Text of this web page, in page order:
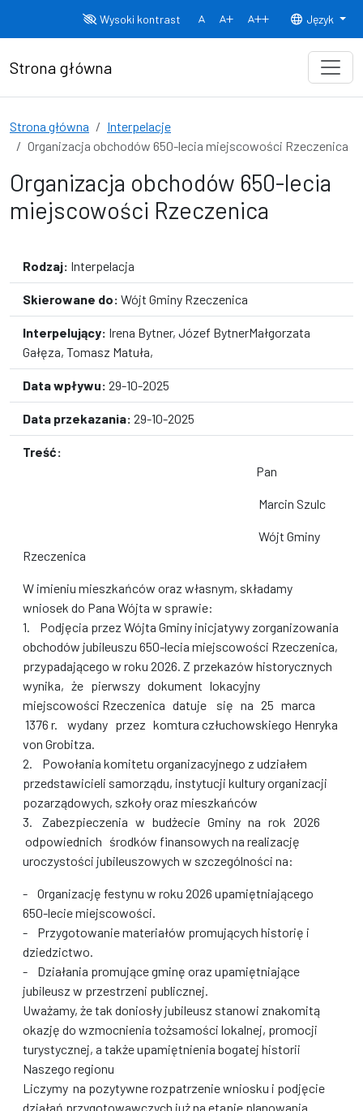
Wysoki kontrast
Normalny rozmiar czcionki
Rozmiar czcionki 150% Rozmiar
Język
Strona główna
Strona główna
Interpelacje
Organizacja obchodów 650-lecia miejscowości Rzeczenica
Organizacja obchodów 650-lecia
miejscowości Rzeczenica
Rodzaj: Interpelacja
Skierowane do: Wójt Gminy Rzeczenica
Interpelujący: Irena Bytner, Józef BytnerMałgorzata
Gałęza, Tomasz Matuła,
Data wpływu: 29-10-2025
Data przekazania: 29-10-2025
Treść:
Pan
Marcin Szulc
Wójt Gminy
Rzeczenica
W imieniu mieszkańców oraz własnym, składamy
wniosek do Pana Wójta w sprawie:
1. Podjęcia przez Wójta Gminy inicjatywy zorganizowania
obchodów jubileuszu 650-lecia miejscowości Rzeczenica,
przypadającego w roku 2026. Z przekazów historycznych
wynika, że pierwszy dokument lokacyjny
miejscowości Rzeczenica datuje się na 25 marca
1376 r. wydany przez komtura człuchowskiego Henryka
von Grobitza.
2. Powołania komitetu organizacyjnego z udziałem
przedstawicieli samorządu, instytucji kultury organizacji
pozarządowych, szkoły oraz mieszkańców
3. Zabezpieczenia w budżecie Gminy na rok 2026
odpowiednich środków finansowych na realizację
uroczystości jubileuszowych w szczególności na:
- Organizację festynu w roku 2026 upamiętniającego
650-lecie miejscowości.
- Przygotowanie materiałów promujących historię i
dziedzictwo.
- Działania promujące gminę oraz upamiętniające
jubileusz w przestrzeni publicznej.
Uważamy, że tak doniosły jubileusz stanowi znakomitą
okazję do wzmocnienia tożsamości lokalnej, promocji
turystycznej, a także upamiętnienia bogatej historii
Naszego regionu
Liczymy na pozytywne rozpatrzenie wniosku i podjęcie
działań przygotowawczych już na etapie planowania